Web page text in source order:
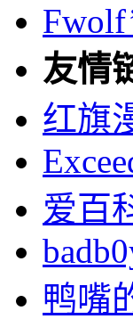
友情
红旗
爱百
鸭嘴